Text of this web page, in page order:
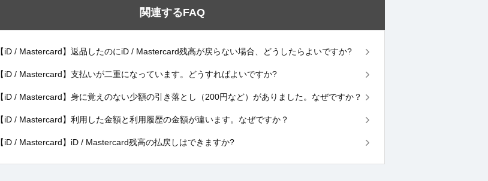
関連するFAQ
【iD / Mastercard】返品したのにiD / Mastercard残高が戻らない場合、どうしたらよいですか?
【iD / Mastercard】支払いが二重になっています。どうすればよいですか?
【iD / Mastercard】身に覚えのない少額の引き落とし（200円など）がありました。なぜですか？
【iD / Mastercard】利用した金額と利用履歴の金額が違います。なぜですか？
【iD / Mastercard】iD / Mastercard残高の払戻しはできますか?